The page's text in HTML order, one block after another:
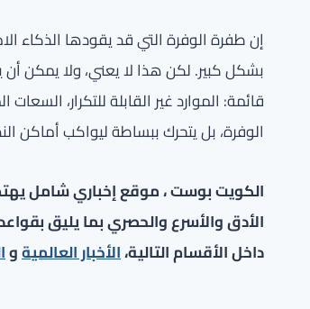
إن طفرة الوفرة التي قد يقودها الذكاء
بشكل كبير. لكن هذا لا يعني، ولا يمكن أن
قائمة: الموارد غير القابلة للتكرار،
الوفرة، بل يتحرك ببساطة ليواكب أماكن
الكويت بوست ، موقع إخباري شامل يهتم
الأدق والأسرع والحصري بما يليق
داخل الأقسام التالية،الأخبار العالميةو